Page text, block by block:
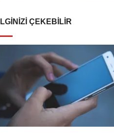
İLGINIZI ÇEKEBILIR